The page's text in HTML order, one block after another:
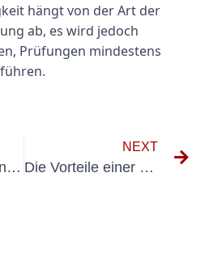
hängt von der Art der
ab, es wird jedoch
Prüfungen mindestens
Wichtige Faktoren, die Sie bei der Durchführung der UVV-Kontrolle an Ihrem Arbeitsplatz berücksichtigen sollten
NEXT
Die Vorteile einer regelmäßigen elektrischen Erstprüfung für Wohnimmobilien